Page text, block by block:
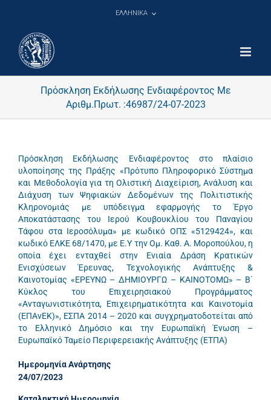
ΕΛΛΗΝΙΚΑ
Πρόσκληση Εκδήλωσης Ενδιαφέροντος Με
Αριθμ.Πρωτ. :46987/24-07-2023
Πρόσκληση Εκδήλωσης Ενδιαφέροντος στο πλαίσιο
υλοποίησης της Πράξης «Πρότυπο Πληροφορικό Σύστημα
και Μεθοδολογία για τη Ολιστική Διαχείριση, Ανάλυση και
Διάχυση των Ψηφιακών Δεδομένων της Πολιτιστικής
Κληρονομιάς με υπόδειγμα εφαρμογής το Έργο
Αποκατάστασης του Ιερού Κουβουκλίου του Παναγίου
Τάφου στα Ιεροσόλυμα» με κωδικό ΟΠΣ «5129424», και
κωδικό ΕΛΚΕ 68/1470, με Ε.Υ την Ομ. Καθ. Α. Μοροπούλου, η
οποία έχει ενταχθεί στην Ενιαία Δράση Κρατικών
Ενισχύσεων Έρευνας, Τεχνολογικής Ανάπτυξης &
Καινοτομίας «ΕΡΕΥΝΩ – ΔΗΜΙΟΥΡΓΩ – ΚΑΙΝΟΤΟΜΩ» – Β΄
Κύκλος του Επιχειρησιακού Προγράμματος
«Ανταγωνιστικότητα, Επιχειρηματικότητα και Καινοτομία
(ΕΠΑνΕΚ)», ΕΣΠΑ 2014 – 2020 και συγχρηματοδοτείται από
το Ελληνικό Δημόσιο και την Ευρωπαϊκή Ένωση –
Ευρωπαϊκό Ταμείο Περιφερειακής Ανάπτυξης (ΕΤΠΑ)
Ημερομηνία Ανάρτησης
24/07/2023